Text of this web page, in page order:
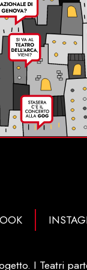
I Teatri